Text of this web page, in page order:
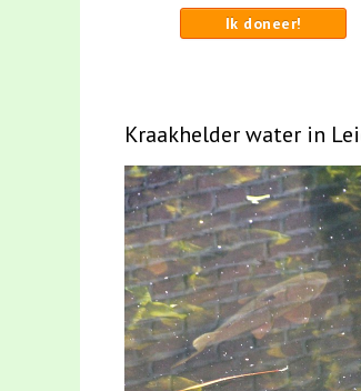
Ik doneer!
Kraakhelder water in